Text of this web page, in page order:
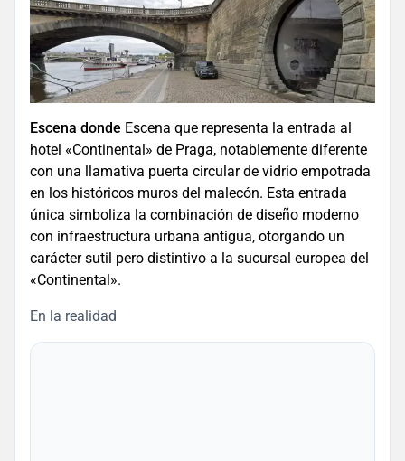
Escena donde Escena que representa la entrada al
hotel «Continental» de Praga, notablemente diferente
con una llamativa puerta circular de vidrio empotrada
en los históricos muros del malecón. Esta entrada
única simboliza la combinación de diseño moderno
con infraestructura urbana antigua, otorgando un
carácter sutil pero distintivo a la sucursal europea del
«Continental».
En la realidad